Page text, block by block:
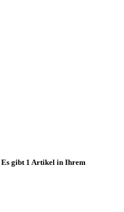
Es gibt 1 Artikel in Ihrem